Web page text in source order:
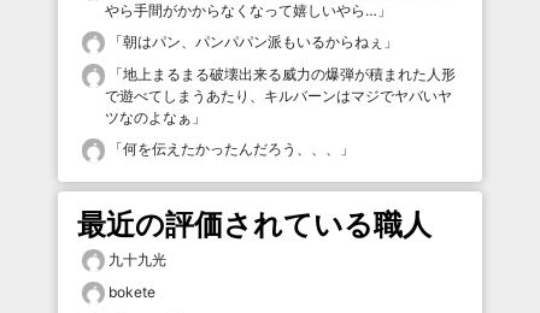
やら手間がかからなくなって嬉しいやら… 」
「朝はパン、パンパパン派もいるからねぇ 」
「地上まるまる破壊出来る威力の爆弾が積まれた人形
で遊べてしまうあたり、キルバーンはマジでヤバいヤ
ツなのよなぁ 」
「何を伝えたかったんだろう、、、 」
最近の評価されている職人
九十九光
bokete